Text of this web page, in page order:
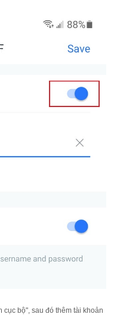
cục bộ", sau đó thêm tài khoản